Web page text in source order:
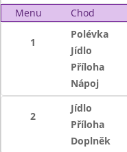
Menu
Chod
1
Polévka
Jídlo
Příloha
Nápoj
2
Jídlo
Příloha
Doplněk